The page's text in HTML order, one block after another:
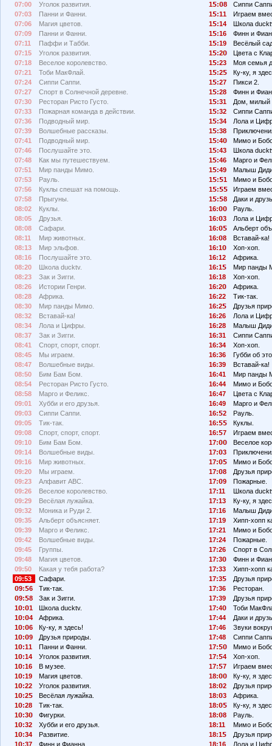
07:00
Уголок развития.
07:03
Панни и Фанни.
07:06
Магия цветов.
07:09
Панни и Фанни.
07:11
Паффи и Табби.
07:15
Уголок развития.
07:18
Веселое королевство.
07:21
Тоби МакФлай.
07:24
Сиппи Саппи.
07:27
Спорт в Солнечной деревне.
07:30
Ресторан Ристо Густо.
07:33
Пожарная команда в действии.
07:36
Подводный мир.
07:39
Волшебные рассказы.
07:41
Подводный мир.
07:46
Послушайте это.
07:48
Как мы путешествуем.
07:51
Мир панды Мимо.
07:53
Рауль.
07:56
Куклы спешат на помощь.
07:58
Прыгуны.
08:02
Куклы.
08:05
Друзья.
08:08
Сафари.
08:11
Мир животных.
08:13
Мир эльфов.
08:16
Послушайте это.
08:20
Школа ducktv.
08:23
Зак и Зигги.
08:26
Истории Генри.
08:28
Африка.
08:30
Мир панды Мимо.
08:32
Вставай-ка!
08:34
Лола и Цифры.
08:37
Зак и Зигги.
08:41
Спорт, спорт, спорт.
08:45
Мы играем.
08:47
Волшебные виды.
08:50
Бим Бам Бом.
08:54
Ресторан Ристо Густо.
08:58
Марго и Феликс.
09:01
Хубби и его друзья.
09:03
Сиппи Саппи.
09:05
Тик-так.
09:08
Спорт, спорт, спорт.
09:10
Бим Бам Бом.
09:14
Волшебные виды.
09:16
Мир животных.
09:20
Мы играем.
09:23
Алфавит АВС.
09:26
Веселое королевство.
09:29
Весёлая лужайка.
09:32
Моника и Руди 2.
09:35
Альберт объясняет.
09:39
Марго и Феликс.
09:42
Волшебные виды.
09:45
Группы.
09:48
Магия цветов.
09:50
Какая у тебя работа?
09:53
Сафари.
9:
6
Тик-так.
9:
8
Зак и Зигги.
1
: 1
Школа ducktv.
1
: 4
Африка.
1
: 6
Ку-ку, я здесь!
1
: 9
Друзья природы.
1
:11
Панни и Фанни.
1
:14
Уголок развития.
1
:16
В музее.
1
:19
Магия цветов.
1
:22
Уголок развития.
1
:2
Весёлая лужайка.
1
:28
Тик-так.
1
:3
Фигурки.
1
:32
Хубби и его друзья.
1
:34
Развитие.
1
:37 Финн и Фианна.
1
: 8
Сиппи
1
:11
Играем
1
:14
Школа
1
:16
Финн и
1
:19
Весёлый
1
:2
Цвета с
1
:23
Моя семья
1
:2
Ку-ку, я
1
:27
Пикси 2.
1
:28
Финн и
1
:31
Дом, милый
1
:32
Сиппи
1
:34
Лола и
1
:38
1
:4
Мимо и
1
:43
Школа
1
:46
Марго и
1
:49
Малыш
1
: 1
Мимо и
1
:
Играем
1
: 8
Даки и
16:
Рауль.
16:
3
Лола и
16:
Альберт
16:
8
Вставай-ка!
16:1
Хоп-хоп.
16:12
Африка.
16:1
Мир панды
16:18
Хоп-хоп.
16:2
Африка.
16:22
Тик-так.
16:2
Друзья
16:26
Лола и
16:28
Малыш
16:31
Сиппи
16:34
Хоп-хоп.
16:36
Губби об
16:39
Вставай-ка!
16:41
Мир панды
16:44
Мимо и
16:47
Цвета с
16:49
Марго и
16:
2
Рауль.
16:
Куклы.
16:
7
Играем
17:
Веселое
17:
3
17:
Мимо и
17:
8
Друзья
17:
9
Пожарные.
17:11
Школа
17:13
Ку-ку, я
17:16
Малыш
17:19
Хипп-хопп
17:21
Мимо и
17:24
Пожарные.
17:26
Спорт в
17:3
Финн и
17:33
Хипп-хопп
17:3
Друзья
17:36
Ресторан.
17:39
Друзья
17:4
Тоби
17:44
Даки и
17:46
Звуки
17:48
Сиппи
17:
Мимо и
17:
4
Хоп-хоп.
17:
7
Играем
18:
Ку-ку, я
18:
2
Друзья
18:
3
Африка.
18:
Ку-ку, я
18:
8
Рауль.
18:11
Мимо и
18:1
Друзья
18:16
Лола и